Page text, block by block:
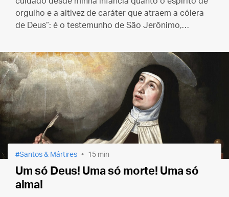
orgulho e a altivez de caráter que atraem a cólera
de Deus”: é o testemunho de São Jerônimo,
Santos & Mártires 15 min
Um só Deus! Uma só morte! Uma só
alma!